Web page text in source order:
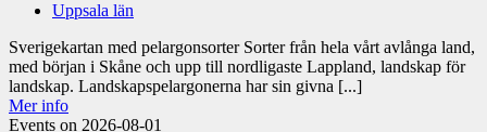
Uppsala län
Sverigekartan med pelargonsorter Sorter från hela vårt avlånga land,
med början i Skåne och upp till nordligaste Lappland, landskap för
landskap. Landskapspelargonerna har sin givna [...]
Mer info
Events on 2026-08-01